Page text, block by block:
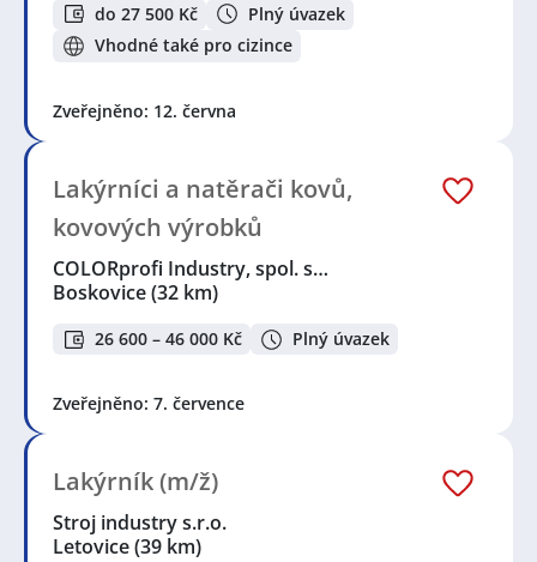
do 27 500 Kč
Plný úvazek
Vhodné také pro cizince
Zveřejněno: 12. června
Lakýrníci a natěrači kovů,
kovových výrobků
COLORprofi Industry, spol. s…
Boskovice(32 km)
26 600 – 46 000 Kč Plný úvazek
Zveřejněno: 7. července
Lakýrník (m/ž)
Stroj industry s.r.o.
Letovice(39 km)